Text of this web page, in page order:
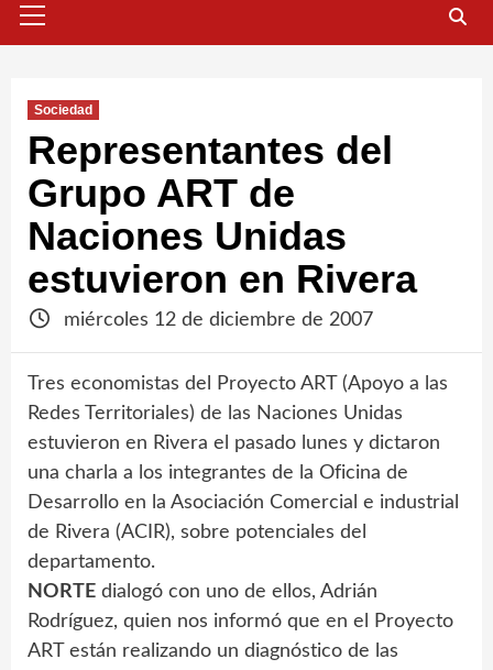
primario
Sociedad
Representantes del
Grupo ART de
Naciones Unidas
estuvieron en Rivera
miércoles 12 de diciembre de 2007
Tres economistas del Proyecto ART (Apoyo a las
Redes Territoriales) de las Naciones Unidas
estuvieron en Rivera el pasado lunes y dictaron
una charla a los integrantes de la Oficina de
Desarrollo en la Asociación Comercial e industrial
de Rivera (ACIR), sobre potenciales del
departamento.
NORTE dialogó con uno de ellos, Adrián
Rodríguez, quien nos informó que en el Proyecto
ART están realizando un diagnóstico de las